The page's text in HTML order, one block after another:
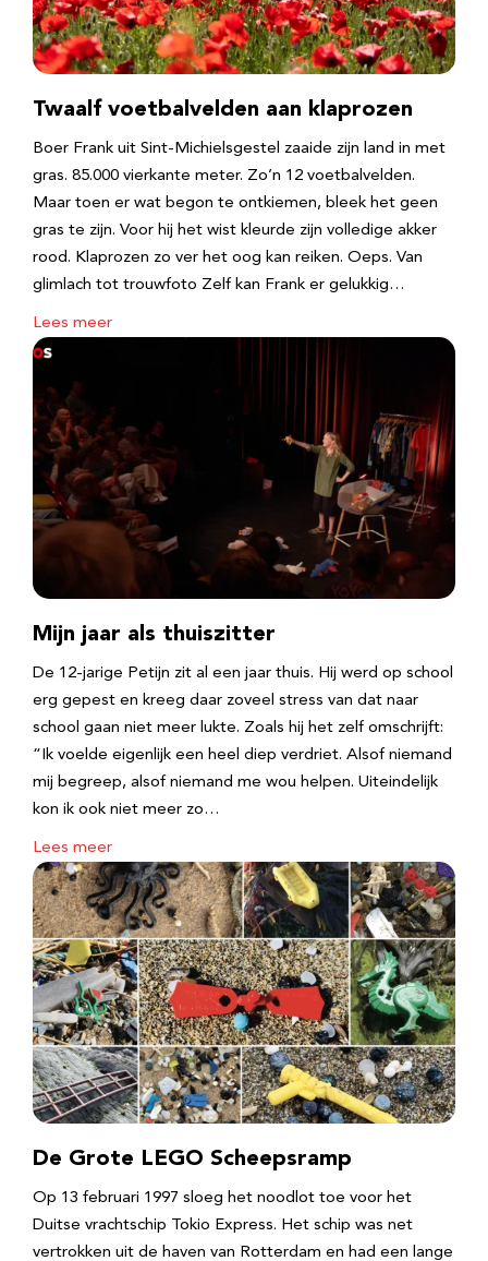
Twaalf voetbalvelden aan klaprozen
Boer Frank uit Sint-Michielsgestel zaaide zijn land in met
gras. 85.000 vierkante meter. Zo’n 12 voetbalvelden.
Maar toen er wat begon te ontkiemen, bleek het geen
gras te zijn. Voor hij het wist kleurde zijn volledige akker
rood. Klaprozen zo ver het oog kan reiken. Oeps. Van
glimlach tot trouwfoto Zelf kan Frank er gelukkig…
Lees meer
Mijn jaar als thuiszitter
De 12-jarige Petijn zit al een jaar thuis. Hij werd op school
erg gepest en kreeg daar zoveel stress van dat naar
school gaan niet meer lukte. Zoals hij het zelf omschrijft:
“Ik voelde eigenlijk een heel diep verdriet. Alsof niemand
mij begreep, alsof niemand me wou helpen. Uiteindelijk
kon ik ook niet meer zo…
Lees meer
De Grote LEGO Scheepsramp
Op 13 februari 1997 sloeg het noodlot toe voor het
Duitse vrachtschip Tokio Express. Het schip was net
vertrokken uit de haven van Rotterdam en had een lange